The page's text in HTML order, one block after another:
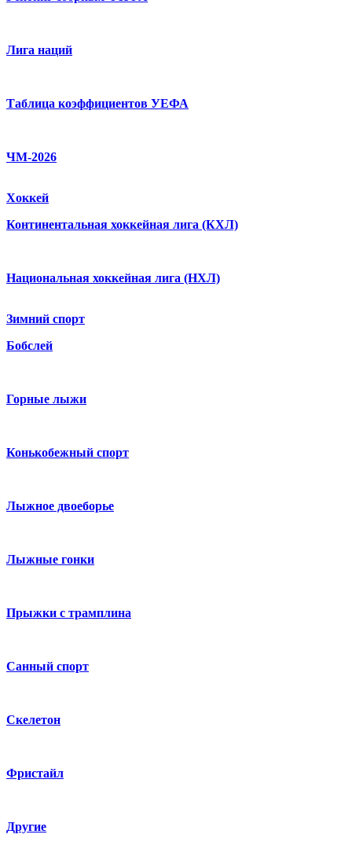
Лига наций
Таблица коэффициентов УЕФА
ЧМ-2026
Хоккей
Континентальная хоккейная лига (КХЛ)
Национальная хоккейная лига (НХЛ)
Зимний спорт
Бобслей
Горные лыжи
Конькобежный спорт
Лыжное двоеборье
Лыжные гонки
Прыжки с трамплина
Санный спорт
Скелетон
Фристайл
Другие